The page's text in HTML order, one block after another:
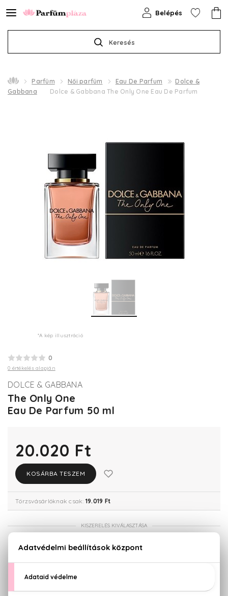
Keresés
Belépés
Parfüm Női parfüm Eau De Parfum
Dolce &
Gabbana
Dolce & Gabbana The Only One Eau De Parfum
*A kép illusztráció
0
0 értékelés alapján
DOLCE & GABBANA
The Only One
Eau De Parfum 50 ml
20.020 Ft
KOSÁRBA TESZEM
Törzsvásárlóknak csak: 19.019 Ft
KISZERELÉS KIVÁLASZTÁSA
30 ml